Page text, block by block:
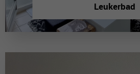
Leukerbad